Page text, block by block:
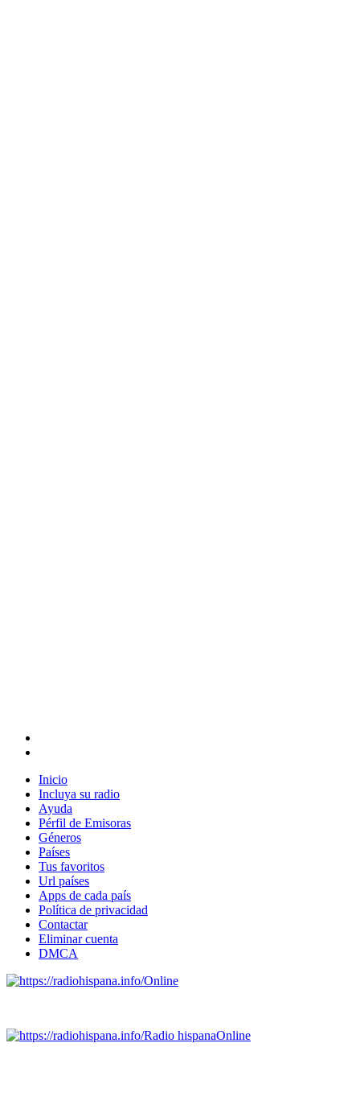
Inicio
Incluya su radio
Ayuda
Pérfil de Emisoras
Géneros
Países
Tus favoritos
Url países
Apps de cada país
Política de privacidad
Contactar
Eliminar cuenta
DMCA
Online
Radio hispanaOnline